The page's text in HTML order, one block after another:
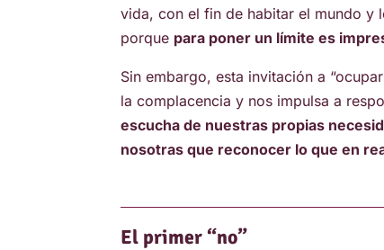
vida, con el fin de habitar el mundo y
porque para poner un límite es
Sin embargo, esta invitación a
la complacencia y nos impulsa a
escucha de nuestras propias
nosotras que reconocer lo que en
El primer “no”